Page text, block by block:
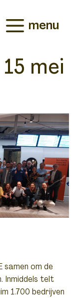
menu
mei
samen om de
Inmiddels telt
1.700 bedrijven